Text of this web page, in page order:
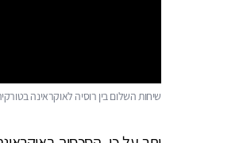
שיחות השלום בין רוסיה לאוקראינה בטורקיה, 29 במארס